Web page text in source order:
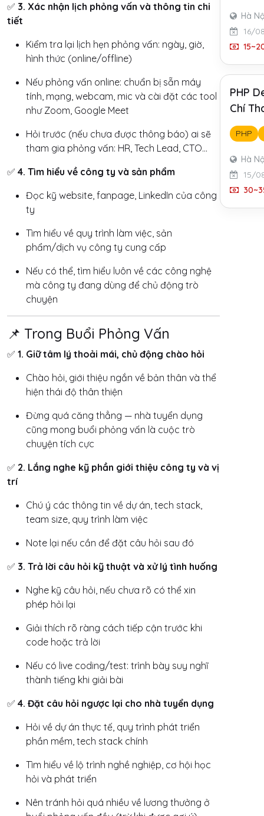
✅ 3. Xác nhận lịch phỏng vấn và thông tin chi
tiết
Kiểm tra lại lịch hẹn phỏng vấn: ngày, giờ,
hình thức (online/offline)
Nếu phỏng vấn online: chuẩn bị sẵn máy
tính, mạng, webcam, mic và cài đặt các tool
như Zoom, Google Meet
Hỏi trước (nếu chưa được thông báo) ai sẽ
tham gia phỏng vấn: HR, Tech Lead, CTO...
✅ 4. Tìm hiểu về công ty và sản phẩm
Đọc kỹ website, fanpage, LinkedIn của công
ty
Tìm hiểu về quy trình làm việc, sản
phẩm/dịch vụ công ty cung cấp
Nếu có thể, tìm hiểu luôn về các công nghệ
mà công ty đang dùng để chủ động trò
chuyện
📌 Trong Buổi Phỏng Vấn
✅ 1. Giữ tâm lý thoải mái, chủ động chào hỏi
Chào hỏi, giới thiệu ngắn về bản thân và thể
hiện thái độ thân thiện
Đừng quá căng thẳng — nhà tuyển dụng
cũng mong buổi phỏng vấn là cuộc trò
chuyện tích cực
✅ 2. Lắng nghe kỹ phần giới thiệu công ty và vị
trí
Chú ý các thông tin về dự án, tech stack,
team size, quy trình làm việc
Note lại nếu cần để đặt câu hỏi sau đó
✅ 3. Trả lời câu hỏi kỹ thuật và xử lý tình huống
Nghe kỹ câu hỏi, nếu chưa rõ có thể xin
phép hỏi lại
Giải thích rõ ràng cách tiếp cận trước khi
code hoặc trả lời
Nếu có live coding/test: trình bày suy nghĩ
thành tiếng khi giải bài
✅ 4. Đặt câu hỏi ngược lại cho nhà tuyển dụng
Hỏi về dự án thực tế, quy trình phát triển
phần mềm, tech stack chính
Tìm hiểu về lộ trình nghề nghiệp, cơ hội học
hỏi và phát triển
Nên tránh hỏi quá nhiều về lương thưởng ở
Hà
16/
PHP
Chí
PHP
Hà
15/